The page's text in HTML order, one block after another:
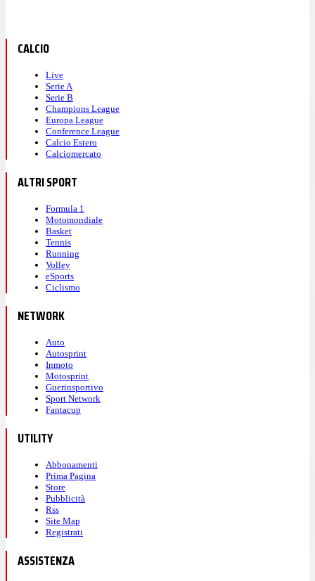
CALCIO
Live
Serie A
Serie B
Champions League
Europa League
Conference League
Calcio Estero
Calciomercato
ALTRI SPORT
Formula 1
Motomondiale
Basket
Tennis
Running
Volley
eSports
Ciclismo
NETWORK
Auto
Autosprint
Inmoto
Motosprint
Guerinsportivo
Sport Network
Fantacup
UTILITY
Abbonamenti
Prima Pagina
Store
Pubblicità
Rss
Site Map
Registrati
ASSISTENZA